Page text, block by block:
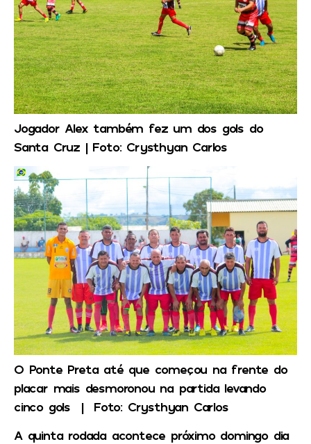
Jogador Alex também fez um dos gols do
Santa Cruz | Foto: Crysthyan Carlos
O Ponte Preta até que começou na frente do
placar mais desmoronou na partida levando
cinco gols | Foto: Crysthyan Carlos
A quinta rodada acontece próximo domingo dia